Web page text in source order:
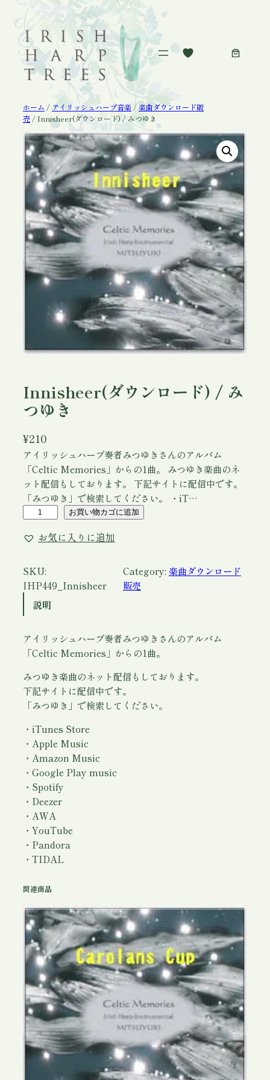
容
ホーム /アイリッシュハープ音楽 /楽曲ダウンロード販
売 / Innisheer(ダウンロード) / みつゆき
Innisheer(ダウンロード) / み
つゆき
¥210
アイリッシュハープ奏者みつゆきさんのアルバム
「Celtic Memories」からの1曲。 みつゆき楽曲のネ
ット配信もしております。 下記サイトに配信中です。
「みつゆき」で検索してください。 ・iT…
n
s
h
e
(
ダ
ウ
ン
ロ
ド
み
つ
ゆ
き
個
お買い物カゴに追加
お気に入りに追加
SKU:
IHP449_Innisheer
Category: 楽曲ダウンロード
販売
説明
アイリッシュハープ奏者みつゆきさんのアルバム
「Celtic Memories」からの1曲。
みつゆき楽曲のネット配信もしております。
下記サイトに配信中です。
「みつゆき」で検索してください。
・iTunes Store
・Apple Music
・Amazon Music
・Google Play music
・Spotify
・Deezer
・AWA
・YouTube
・Pandora
・TIDAL
関連商品